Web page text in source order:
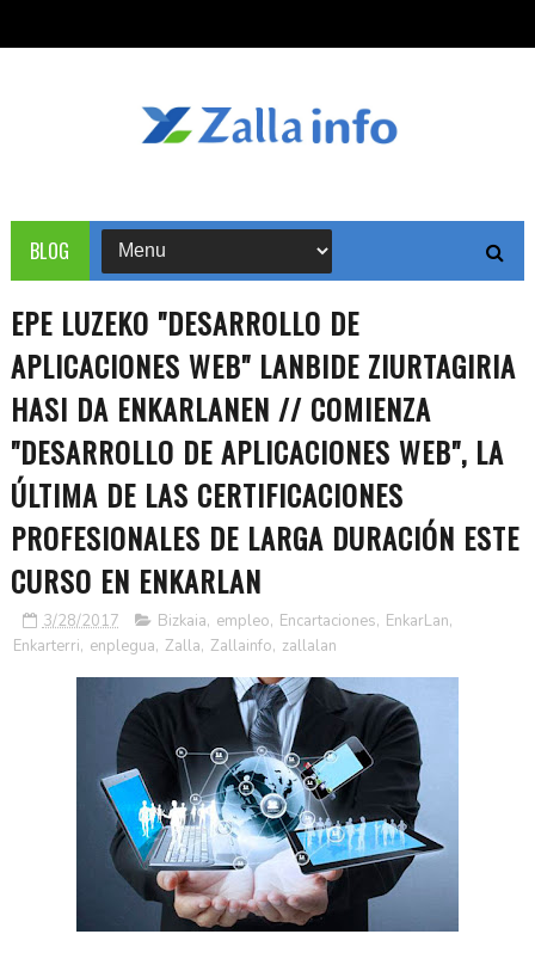
BLOG
EPE LUZEKO "DESARROLLO DE
APLICACIONES WEB" LANBIDE ZIURTAGIRIA
HASI DA ENKARLANEN // COMIENZA
"DESARROLLO DE APLICACIONES WEB", LA
ÚLTIMA DE LAS CERTIFICACIONES
PROFESIONALES DE LARGA DURACIÓN ESTE
CURSO EN ENKARLAN
3/28/2017 Bizkaia, empleo, Encartaciones, EnkarLan,
Enkarterri, enplegua, Zalla, Zallainfo, zallalan